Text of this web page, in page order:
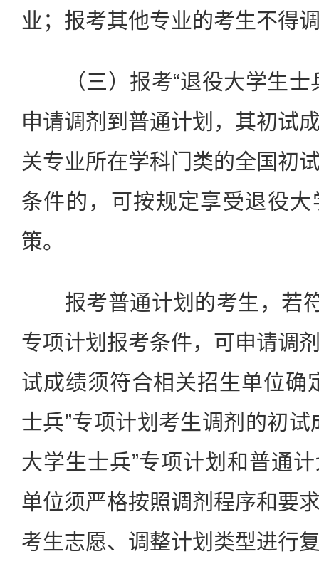
业；报考其他专业的考生不得
（三）报考“退役大学生士
申请调剂到普通计划，其初试
关专业所在学科门类的全国初
条件的，可按规定享受退役
策。
报考普通计划的考生，若符
专项计划报考条件，可申请调
试成绩须符合相关招生单位确
士兵”专项计划考生调剂的初试
大学生士兵”专项计划和普通
单位须严格按照调剂程序和要
考生志愿、调整计划类型进行